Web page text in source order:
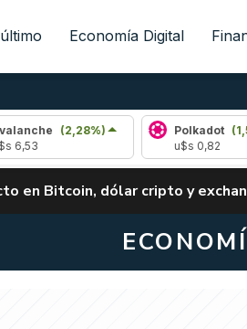
Economía Digital
(2,28%)
Polkadot
(1,54%)
en Bitcoin, dólar cripto y